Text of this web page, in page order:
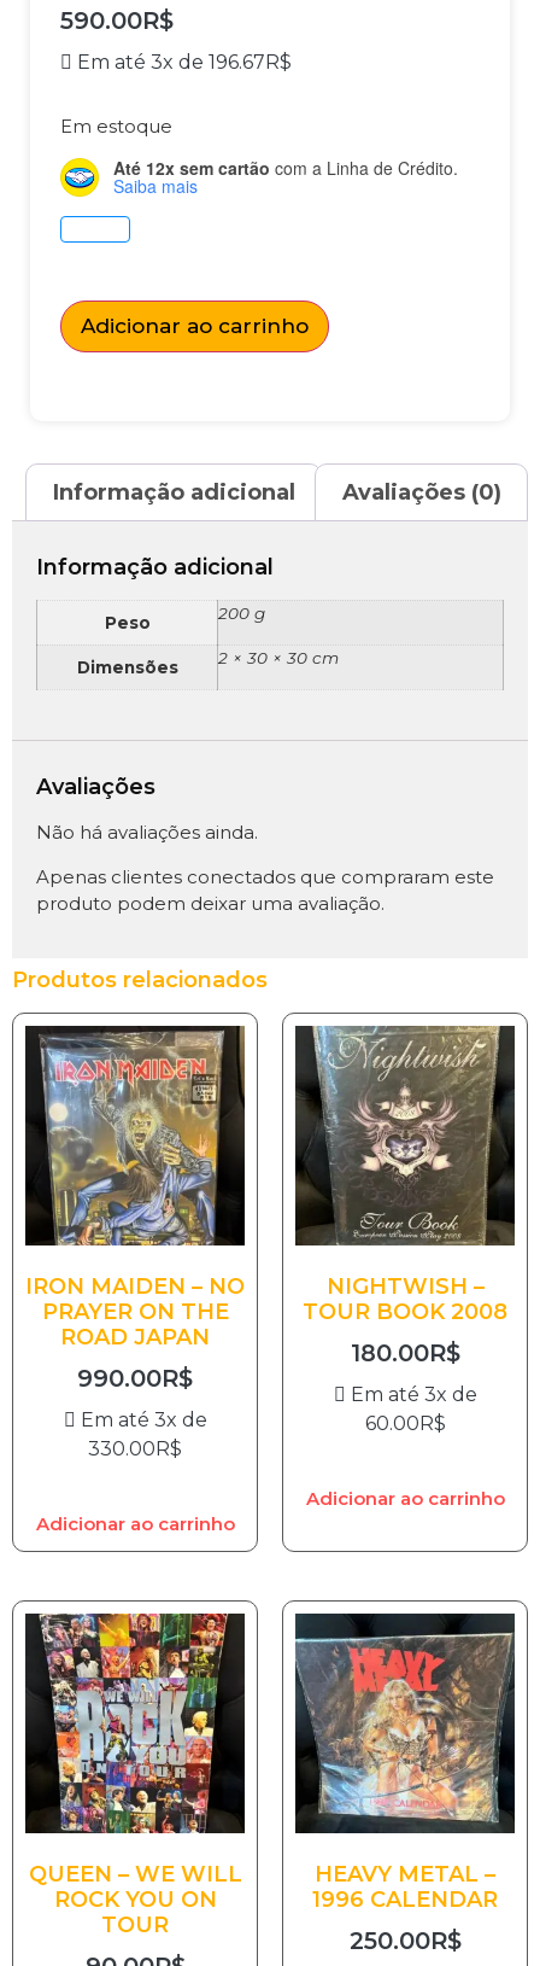
590.00R$
Em até 3x de 196.67R$
Em estoque
Até 12x sem cartão com a Linha de Crédito.
Saiba mais
Adicionar ao carrinho
Informação adicional Avaliações (0)
Informação adicional
Peso 200 g
Dimensões 2 × 30 × 30 cm
Avaliações
Não há avaliações ainda.
Apenas clientes conectados que compraram este
produto podem deixar uma avaliação.
Produtos relacionados
IRON MAIDEN – NO
PRAYER ON THE
ROAD JAPAN
990.00R$
Em até 3x de
330.00R$
Adicionar ao carrinho
NIGHTWISH –
TOUR BOOK 2008
180.00R$
Em até 3x de
60.00R$
Adicionar ao carrinho
QUEEN – WE WILL
ROCK YOU ON
TOUR
HEAVY METAL –
1996 CALENDAR
250.00R$